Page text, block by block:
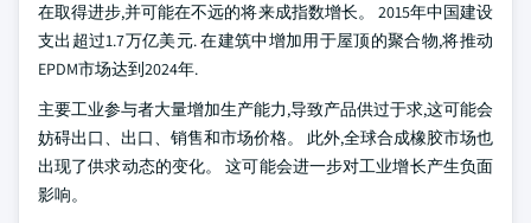
在取得进步,并可能在不远的将来成指数增长。 2015年中国建设
支出超过1.7万亿美元. 在建筑中增加用于屋顶的聚合物,将推动
EPDM市场达到2024年.
主要工业参与者大量增加生产能力,导致产品供过于求,这可能会
妨碍出口、出口、销售和市场价格。 此外,全球合成橡胶市场也
出现了供求动态的变化。 这可能会进一步对工业增长产生负面
影响。